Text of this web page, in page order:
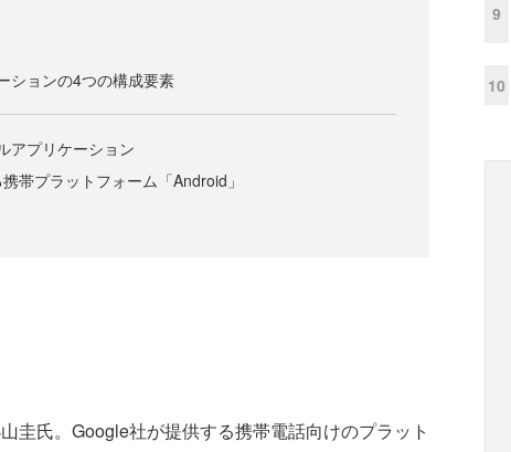
ションの4つの構成要素
アプリケーション
帯プラットフォーム「Android」
圭氏。Google社が提供する携帯電話向けのプラット
9
10